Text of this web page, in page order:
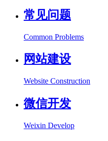
常见问题
Common Problems
网站建设
Website Construction
微信开发
Weixin Develop